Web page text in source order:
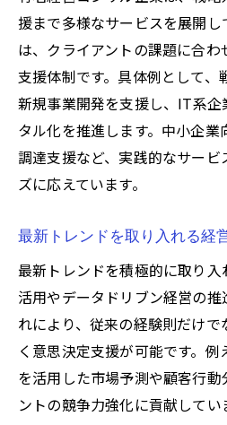
援まで多様なサービスを展開
は、クライアントの課題に合
支援体制です。具体例として、
新規事業開発を支援し、IT系
タル化を推進します。中小企
調達支援など、実践的なサー
ズに応えています。
最新トレンドを取り入れる経
最新トレンドを積極的に取り
活用やデータドリブン経営の
れにより、従来の経験則だけ
く意思決定支援が可能です。
を活用した市場予測や顧客行
ントの競争力強化に貢献してい